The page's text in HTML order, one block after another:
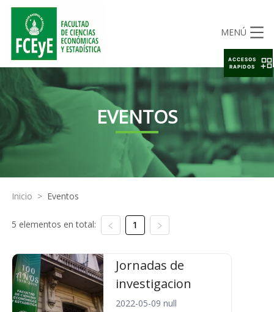
MENÚ
EVENTOS
Inicio > Eventos
5 elementos en total: 1
Jornadas de
investigacion
2022-05-09 null
ACCESOS
RAPIDOS